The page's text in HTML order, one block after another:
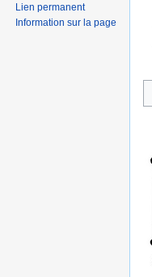
Lien permanent
Information sur la page